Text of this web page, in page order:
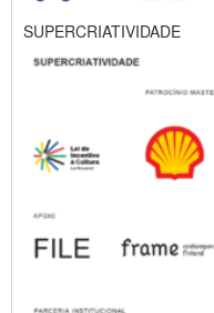
SUPERCRIATIVIDADE